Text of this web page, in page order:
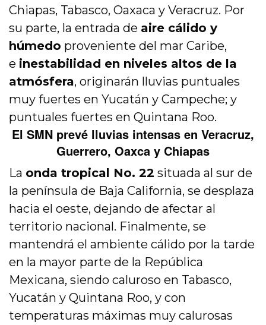
Chiapas, Tabasco, Oaxaca y Veracruz. Por
su parte, la entrada de aire cálido y
húmedo proveniente del mar Caribe,
e inestabilidad en niveles altos de la
atmósfera, originarán lluvias puntuales
muy fuertes en Yucatán y Campeche; y
puntuales fuertes en Quintana Roo.
El SMN prevé lluvias intensas en Veracruz,
Guerrero, Oaxca y Chiapas
La onda tropical No. 22 situada al sur de
la península de Baja California, se desplaza
hacia el oeste, dejando de afectar al
territorio nacional. Finalmente, se
mantendrá el ambiente cálido por la tarde
en la mayor parte de la República
Mexicana, siendo caluroso en Tabasco,
Yucatán y Quintana Roo, y con
temperaturas máximas muy calurosas